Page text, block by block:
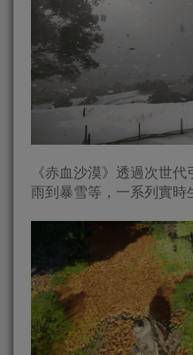
《赤血沙漠》透過次世
雨到暴雪等，一系列實時